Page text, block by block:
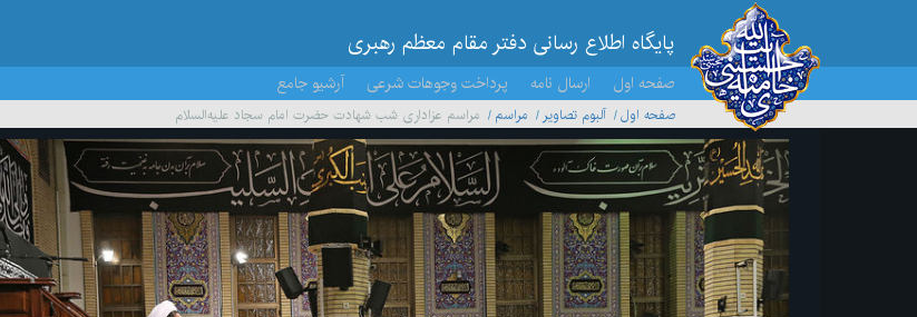
پایگاه اطلاع رسانی دفتر مقام معظم رهبری
صفحه اول ارسال نامه پرداخت وجوهات شرعی آرشیو جامع
صفحه اول آلبوم تصاویر مراسم
مراسم عزاداری شب شهادت حضرت امام سجاد علیه‌السلام